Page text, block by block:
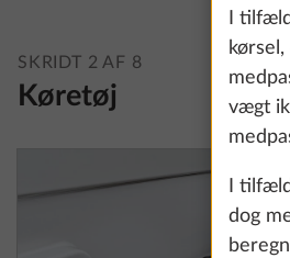
SKRIDT 2 AF 8
Køretøj
I
vægt
I
dog